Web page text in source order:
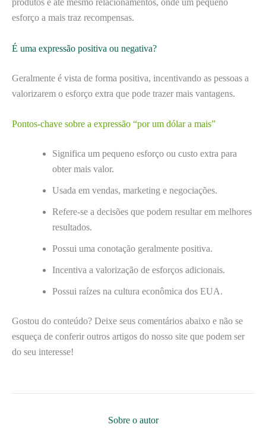
produtos e até mesmo relacionamentos, onde um pequeno
esforço a mais traz recompensas.
É uma expressão positiva ou negativa?
Geralmente é vista de forma positiva, incentivando as pessoas a
valorizarem o esforço extra que pode trazer mais vantagens.
Pontos-chave sobre a expressão “por um dólar a mais”
Significa um pequeno esforço ou custo extra para
obter mais valor.
Usada em vendas, marketing e negociações.
Refere-se a decisões que podem resultar em melhores
resultados.
Possui uma conotação geralmente positiva.
Incentiva a valorização de esforços adicionais.
Possui raízes na cultura econômica dos EUA.
Gostou do conteúdo? Deixe seus comentários abaixo e não se
esqueça de conferir outros artigos do nosso site que podem ser
do seu interesse!
Sobre o autor